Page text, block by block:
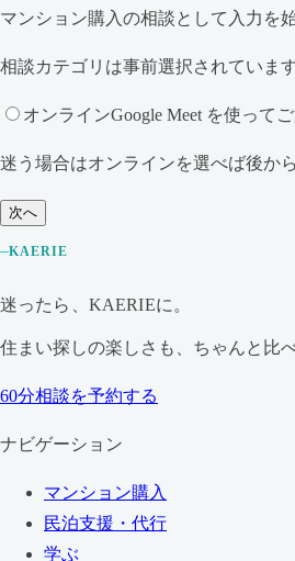
マンション購入の相談として入力を
相談カテゴリは事前選択されていま
オンラインGoogle Meet を使って
迷う場合はオンラインを選べば後か
次へ
KAERIE
迷ったら、KAERIEに。
住まい探しの楽しさも、ちゃんと比
60分相談を予約する
ナビゲーション
マンション購入
民泊支援・代行
学ぶ